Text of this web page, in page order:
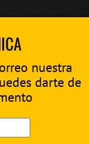
nuestra
darte de